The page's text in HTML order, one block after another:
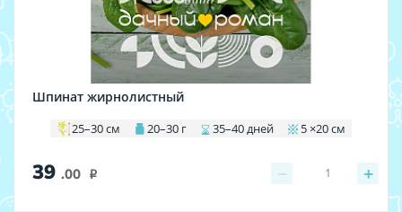
Шпинат жирнолистный
25–30 см 20–30 г 35–40 дней 5 ×20 см
39 .00 i − +
1